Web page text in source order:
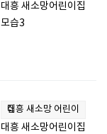
대흥 새소망어린이집
모습3
대흥 새소망 어린이집
대흥 새소망어린이집